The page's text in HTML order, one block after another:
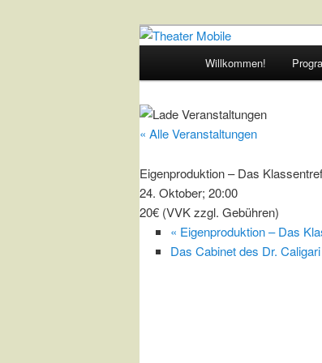
Theater
Das schoenste Theater
Willkommen!
« Alle Veranstaltungen
Eigenproduktion – Das
24. Oktober; 20:00
20€ (VVK zzgl. Gebühren)
« Eigenproduktion – Das
Das Cabinet des Dr.